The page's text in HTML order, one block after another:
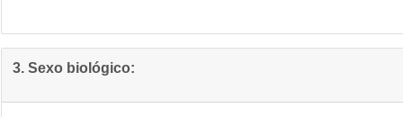
3. Sexo biológico: